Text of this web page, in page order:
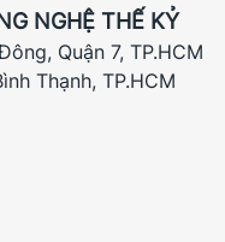
NGHỆ THẾ KỶ
Quận 7, TP.HCM
Thạnh, TP.HCM